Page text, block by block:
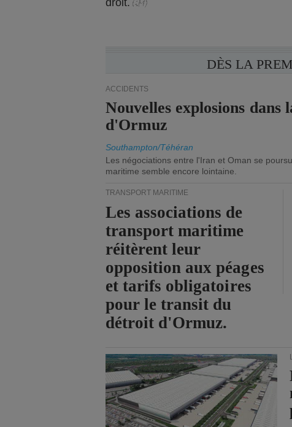
droit.
DÈS LA
ACCIDENTS
Nouvelles explosions
d'Ormuz
Southampton/Téhéran
Les négociations entre l'Iran et Oman se
maritime semble encore lointaine.
TRANSPORT MARITIME
Les associations de
transport maritime
réitèrent leur
opposition aux péages
et tarifs obligatoires
pour le transit du
détroit d'Ormuz.